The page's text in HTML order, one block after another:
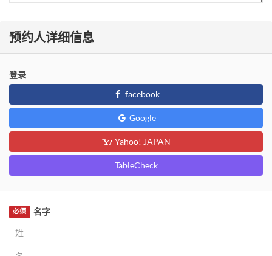
预约人详细信息
登录
facebook
Google
Yahoo! JAPAN
TableCheck
名字
必须